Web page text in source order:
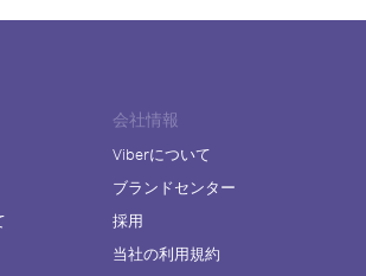
会社情報
Viberについて
ブランドセンター
採用
当社の利用規約